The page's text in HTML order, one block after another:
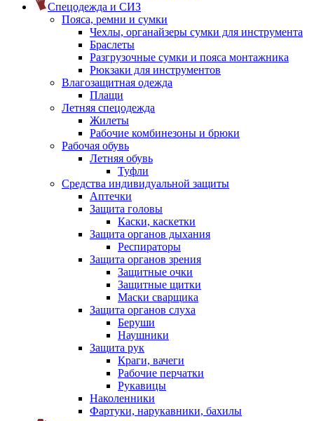
Спецодежда и СИЗ
Пояса, ремни и сумки
Чехлы, органайзеры сумки для инструмента
Браслеты
Разгрузочные сумки и пояса монтажника
Рюкзаки для инструментов
Влагозащитная одежда
Плащи
Летняя спецодежда
Жилеты
Рабочие комбинезоны и брюки
Рабочая обувь
Летняя обувь
Туфли
Средства индивидуальной защиты
Аптечки
Защита головы
Каски, каскетки
Защита органов дыхания
Респираторы
Защита органов зрения
Защитные очки
Защитные щитки
Маски сварщика
Защита органов слуха
Беруши
Наушники
Защита рук
Краги, вачеги
Рабочие перчатки
Рукавицы
Наколенники
Фартуки, нарукавники, бахилы